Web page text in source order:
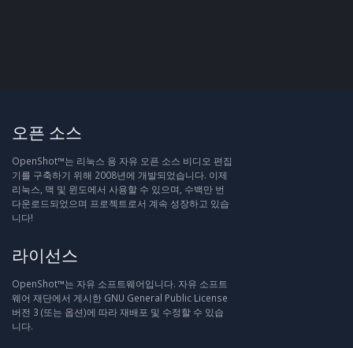
오픈 소스
OpenShot™는 리눅스 용 자유 오픈 소스 비디오 편집
기를 구축하기 위해 2008년에 개발되었습니다. 이제
리눅스, 맥 및 윈도에서 사용할 수 있으며, 수백만 번
다운로드되었으며 프로젝트로서 계속 성장하고 있습
니다!
라이선스
OpenShot™는 자유 소프트웨어입니다. 자유 소프트
웨어 재단에서 게시한 GNU General Public License
버전 3 (또는 옵션)에 따라 재배포 및 수정할 수 있습
니다.